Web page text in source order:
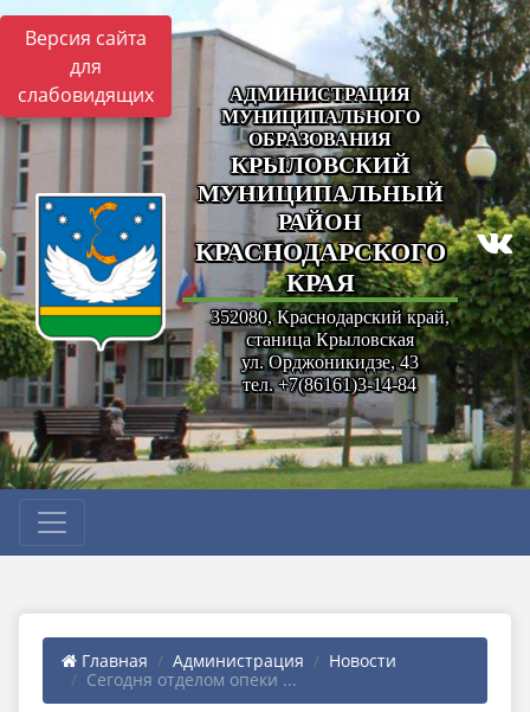
Версия сайта
для
слабовидящих
АДМИНИСТРАЦИЯ
МУНИЦИПАЛЬНОГО
ОБРАЗОВАНИЯ
КРЫЛОВСКИЙ
МУНИЦИПАЛЬНЫЙ
РАЙОН
КРАСНОДАРСКОГО
КРАЯ
352080, Краснодарский край,
станица Крыловская
ул. Орджоникидзе, 43
тел. +7(86161)3-14-84
Главная Администрация
Новости
Сегодня отделом опеки ...